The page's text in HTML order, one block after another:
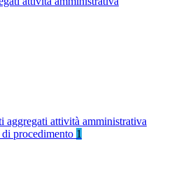
aggregati attività amministrativa
procedimento 1